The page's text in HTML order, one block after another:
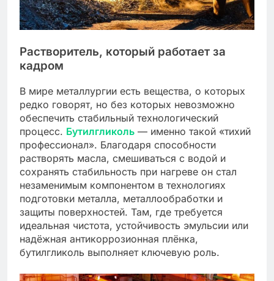
Растворитель, который работает за
кадром
В мире металлургии есть вещества, о которых
редко говорят, но без которых невозможно
обеспечить стабильный технологический
процесс. Бутилгликоль — именно такой «тихий
профессионал». Благодаря способности
растворять масла, смешиваться с водой и
сохранять стабильность при нагреве он стал
незаменимым компонентом в технологиях
подготовки металла, металлообработки и
защиты поверхностей. Там, где требуется
идеальная чистота, устойчивость эмульсии или
надёжная антикоррозионная плёнка,
бутилгликоль выполняет ключевую роль.